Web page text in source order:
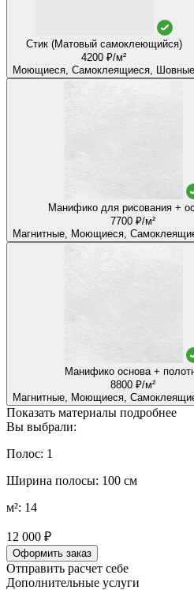
Стик (Матовый самоклеющийся)
4200 ₽/м²
Моющиеся, Самоклеящиеся, Шовные
Манифико для рисования +
7700 ₽/м²
Манифико основа +
8800 ₽/м²
Показать материалы подробнее
Вы выбрали:
Полос: 1
Ширина полосы: 100 см
м²: 14
12 000 ₽
Оформить заказ
Отправить расчет себе
Дополнительные услуги